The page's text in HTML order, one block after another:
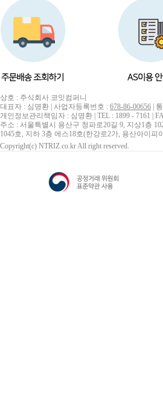
상호 : 주식회사 코잇컴퍼니
대표자 : 심명환 | 사업자등록번호 : 678-86-00656 |
개인정보관리책임자 : 심명환 | TEL : 1899 - 7161 |
주소 : 서울특별시 용산구 청파로20길 9, 지상1층
1045호, 지하 3층 에스18호(한강로2가, 용산아이피
Copyright(c) NTRIZ.co.kr All right reserved.